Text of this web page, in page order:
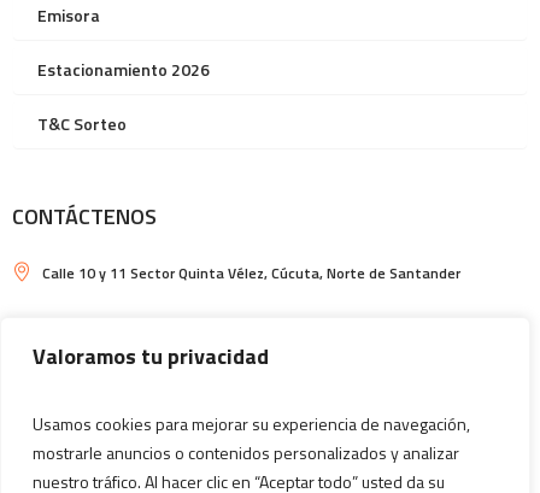
Valoramos tu privacidad
Usamos cookies para mejorar su experiencia de navegación,
mostrarle anuncios o contenidos personalizados y analizar
nuestro tráfico. Al hacer clic en “Aceptar todo” usted da su
Emisora
Estacionamiento 2026
T&C Sorteo
CONTÁCTENOS
Calle 10 y 11 Sector Quinta Vélez, Cúcuta, Norte de Santander
comerciales: de lunes a jueves de 10am a 8pm, viernes y sábados de
10am a 9pm y domingos y festivos de 11am a 9pm
(7) 5933637